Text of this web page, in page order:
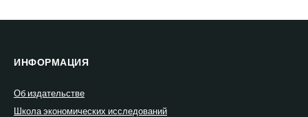
ИНФОРМАЦИЯ
Об издательстве
Школа экономических исследований